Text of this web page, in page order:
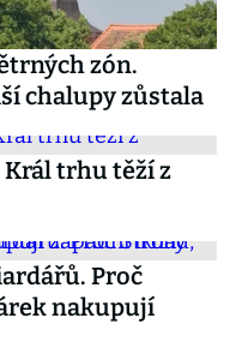
zón.
chalupy zůstala
trhu těží z
Proč
nakupují